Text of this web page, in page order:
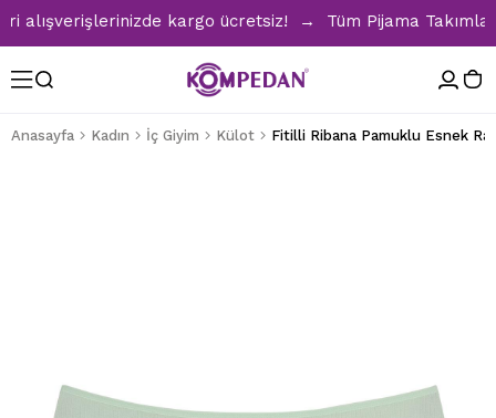
kargo ücretsiz! → Tüm Pijama
Anasayfa Kadın İç Giyim Külot